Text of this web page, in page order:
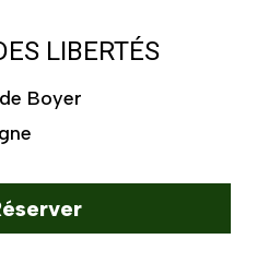
LIBERTÉS
Boyer